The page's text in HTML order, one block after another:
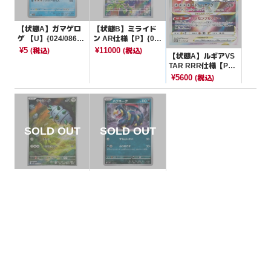
【状態A】ガマゲロ
ゲ 【U】{024/086}
[SV11B]
¥5 (税込)
【状態B】ミライド
ン AR仕様【P】{04
8/SV-P}[その他]
¥11000(税込)
【状態A】ルギアVS
TAR RRR仕様【P】
{325/S-P}[その他]
¥5600 (税込)